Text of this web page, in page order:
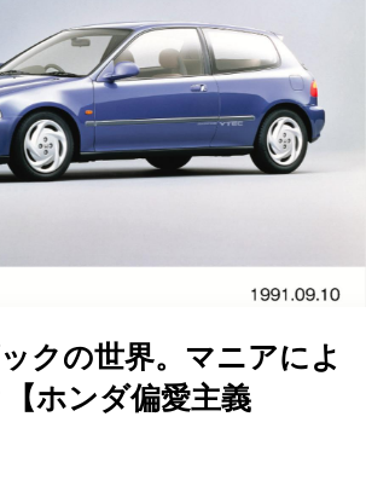
クの世界。マニアによ
ホンダ偏愛主義